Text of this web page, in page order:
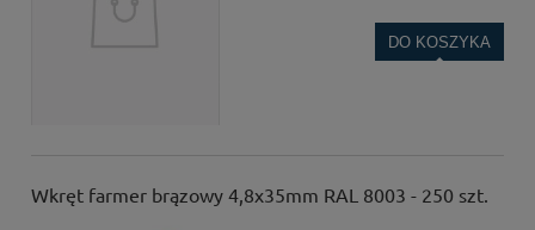
DO KOSZYKA
Wkręt farmer brązowy 4,8x35mm RAL 8003 - 250 szt.